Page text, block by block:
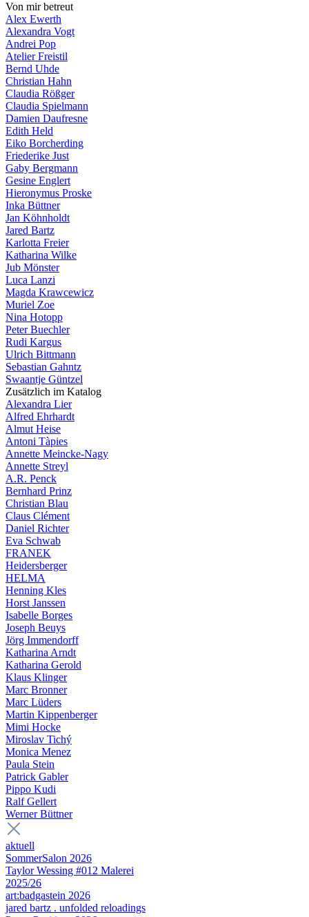
Von mir betreut
Alex Ewerth
Alexandra Vogt
Andrei Pop
Atelier Freistil
Bernd Uhde
Christian Hahn
Claudia Rößger
Claudia Spielmann
Damien Daufresne
Edith Held
Eiko Borcherding
Friederike Just
Gaby Bergmann
Gesine Englert
Hieronymus Proske
Inka Büttner
Jan Köhnholdt
Jared Bartz
Karlotta Freier
Katharina Wilke
Jub Mönster
Luca Lanzi
Magda Krawcewicz
Muriel Zoe
Nina Hotopp
Peter Buechler
Rudi Kargus
Ulrich Bittmann
Sebastian Gahntz
Swaantje Güntzel
Zusätzlich im Katalog
Alexandra Lier
Alfred Ehrhardt
Almut Heise
Antoni Tàpies
Annette Meincke-Nagy
Annette Streyl
A.R. Penck
Bernhard Prinz
Christian Blau
Claus Clément
Daniel Richter
Eva Schwab
FRANEK
Heidersberger
HELMA
Henning Kles
Horst Janssen
Isabelle Borges
Joseph Beuys
Jörg Immendorff
Katharina Arndt
Katharina Gerold
Klaus Klinger
Marc Bronner
Marc Lüders
Martin Kippenberger
Mimi Hocke
Miroslav Tichý
Monica Menez
Paula Stein
Patrick Gabler
Pippo Kudi
Ralf Gellert
Werner Büttner
aktuell
SommerSalon 2026
Taylor Wessing #012 Malerei
2025/26
art:badgastein 2026
jared bartz . unfolded reloadings